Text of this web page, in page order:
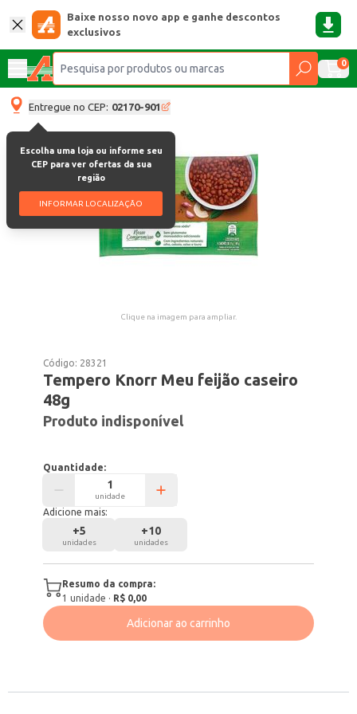
Baixe nosso novo app e ganhe descontos
exclusivos
0
Entregue no CEP: 02170-901
Escolha uma loja ou informe seu
CEP para ver ofertas da sua
região
INFORMAR LOCALIZAÇÃO
Clique na imagem para ampliar.
Código: 28321
Tempero Knorr Meu feijão caseiro
48g
Produto indisponível
Quantidade:
unidade
Adicione mais:
+5
unidades
+10
unidades
Resumo da compra:
1 unidade · R$ 0,00
Adicionar ao carrinho